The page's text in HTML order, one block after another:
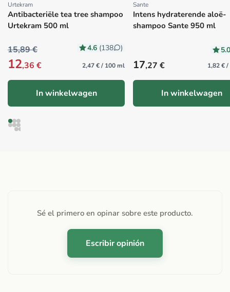
Proveedor:
Urtekram
Antibacteriële tea tree shampoo
Urtekram 500 ml
4.6 (138 )
15,89 €
12,36 € 2,47 € / 100 ml
In winkelwagen
Proveedor:
Sante
Intens hydraterende aloë-
shampoo Sante 950 ml
Precio habitual
17,27 € 1,82 €
In winkelwagen
Sé el primero en opinar sobre este producto.
Escribir opinión